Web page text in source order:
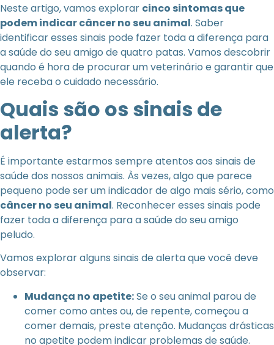
Neste artigo, vamos explorar cinco sintomas que
podem indicar câncer no seu animal. Saber
identificar esses sinais pode fazer toda a diferença para
a saúde do seu amigo de quatro patas. Vamos descobrir
quando é hora de procurar um veterinário e garantir que
ele receba o cuidado necessário.
Quais são os sinais de
alerta?
É importante estarmos sempre atentos aos sinais de
saúde dos nossos animais. Às vezes, algo que parece
pequeno pode ser um indicador de algo mais sério, como
câncer no seu animal. Reconhecer esses sinais pode
fazer toda a diferença para a saúde do seu amigo
peludo.
Vamos explorar alguns sinais de alerta que você deve
observar:
Mudança no apetite:Se o seu animal parou de
comer como antes ou, de repente, começou a
comer demais, preste atenção. Mudanças drásticas
no apetite podem indicar problemas de saúde.